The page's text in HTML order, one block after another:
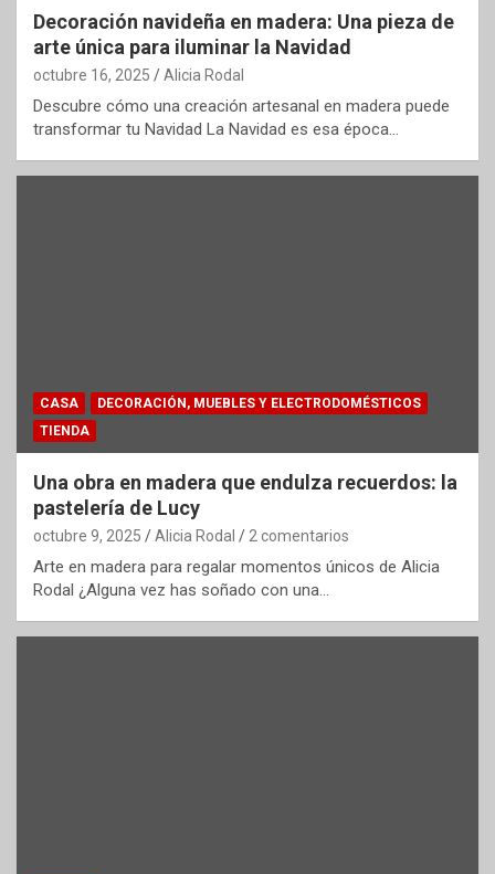
Decoración navideña en madera: Una pieza de
arte única para iluminar la Navidad
octubre 16, 2025 Alicia Rodal
Descubre cómo una creación artesanal en madera puede
transformar tu Navidad La Navidad es esa época…
CASA
DECORACIÓN, MUEBLES Y ELECTRODOMÉSTICOS
TIENDA
Una obra en madera que endulza recuerdos: la
pastelería de Lucy
octubre 9, 2025 Alicia Rodal 2 comentarios
Arte en madera para regalar momentos únicos de Alicia
Rodal ¿Alguna vez has soñado con una…